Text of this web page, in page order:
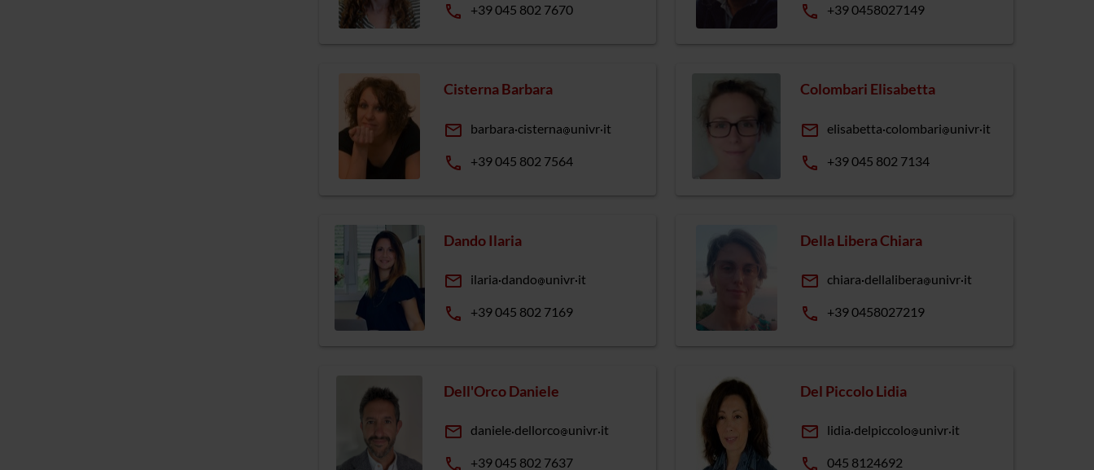
phone +39 045 802 7670 phone +39 0458027149
Cisterna Barbara
email barbara cisterna univr it
phone +39 045 802 7564
Colombari Elisabetta
email elisabetta colombari univr it
phone +39 045 802 7134
Dando Ilaria
email ilaria dando univr it
phone +39 045 802 7169
Della Libera Chiara
email chiara dellalibera univr it
phone +39 0458027219
Dell'Orco Daniele
email daniele dellorco univr it
phone +39 045 802 7637
Del Piccolo Lidia
email lidia delpiccolo univr it
phone 045 8124692